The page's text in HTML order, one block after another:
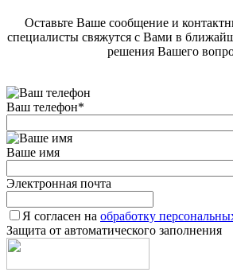
Оставьте Ваше сообщение и
специалисты свяжутся с Вами в
решения Вашего
Ваш телефон*
Ваше имя
Электронная почта
Я согласен на обработку
Защита от автоматического заполнения